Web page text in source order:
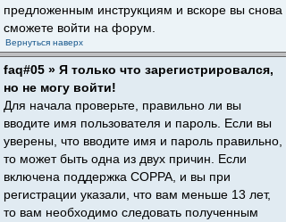
предложенным инструкциям и вскоре вы снова
сможете войти на форум.
Вернуться наверх
faq#05 » Я только что зарегистрировался,
но не могу войти!
Для начала проверьте, правильно ли вы
вводите имя пользователя и пароль. Если вы
уверены, что вводите имя и пароль правильно,
то может быть одна из двух причин. Если
включена поддержка COPPA, и вы при
регистрации указали, что вам меньше 13 лет,
то вам необходимо следовать полученным